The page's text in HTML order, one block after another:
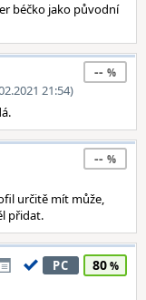
béčko jako původní
21:54)
--
--
určitě mít může,
přidat.
PC 80